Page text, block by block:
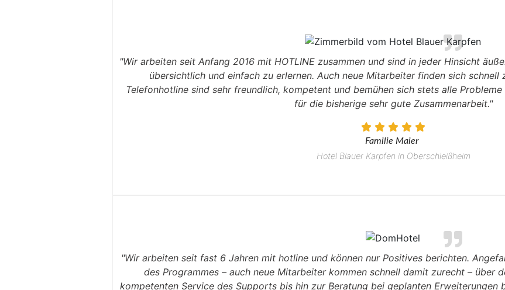
"Wir arbeiten seit Anfang 2016 mit HOTLINE zusammen und sind in jeder Hinsicht
übersichtlich und einfach zu erlernen. Auch neue Mitarbeiter finden sich
Telefonhotline sind sehr freundlich, kompetent und bemühen sich stets alle
für die bisherige sehr gute Zusammenarbeit."
Familie Maier
Hotel Blauer Karpfen in Oberschleißheim
"Wir arbeiten seit fast 6 Jahren mit hotline und können nur Positives berichten.
des Programmes – auch neue Mitarbeiter kommen schnell damit zurecht – über
kompetenten Service des Supports bis hin zur Beratung bei geplanten Erweiterungen